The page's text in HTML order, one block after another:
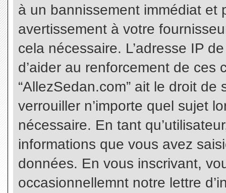
à un bannissement immédiat et
avertissement à votre
cela nécessaire. L’adresse IP
d’aider au renforcement de
“AllezSedan.com” ait le droit de
verrouiller n’importe quel sujet
nécessaire. En tant
informations que vous avez
données. En vous inscrivant,
occasionnellemnt notre lettre